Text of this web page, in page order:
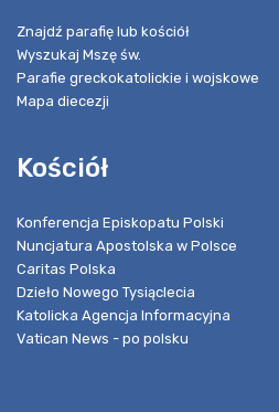
Znajdź parafię lub kościół
Wyszukaj Mszę św.
Parafie greckokatolickie i wojskowe
Mapa diecezji
Kościół
Konferencja Episkopatu Polski
Nuncjatura Apostolska w Polsce
Caritas Polska
Dzieło Nowego Tysiąclecia
Katolicka Agencja Informacyjna
Vatican News - po polsku